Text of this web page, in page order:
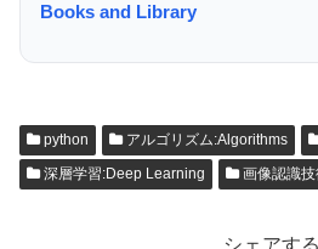
Books and Library
python アルゴリズム:Algorithms
深層学習:Deep Learning
画像認識技